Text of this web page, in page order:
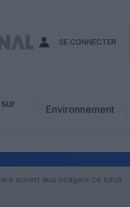
SE CONNECTER
Environnement
ouvert aux usagers ce lundi